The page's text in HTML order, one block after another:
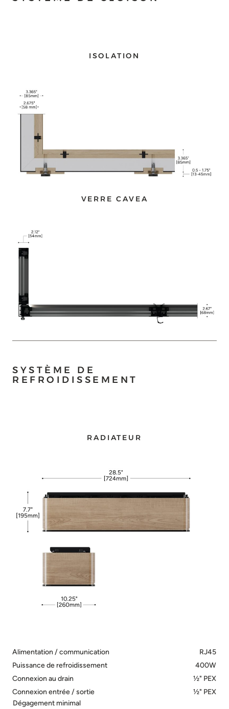
ISOLATION
VERRE CAVEA
SYSTÈME DE
REFROIDISSEMENT
RADIATEUR
Alimentation / communication
RJ45
Puissance de refroidissement
400W
Connexion au drain
½" PEX
Connexion entrée / sortie
½" PEX
Dégagement minimal